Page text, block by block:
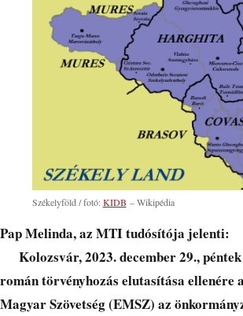
Székelyföld / fotó:KIDB – Wikipédia
Pap Melinda, az MTI tudósítója jelenti:
Kolozsvár, 2023. december 29.,
román törvényhozás elutasítása ellenére
Magyar Szövetség (EMSZ) az